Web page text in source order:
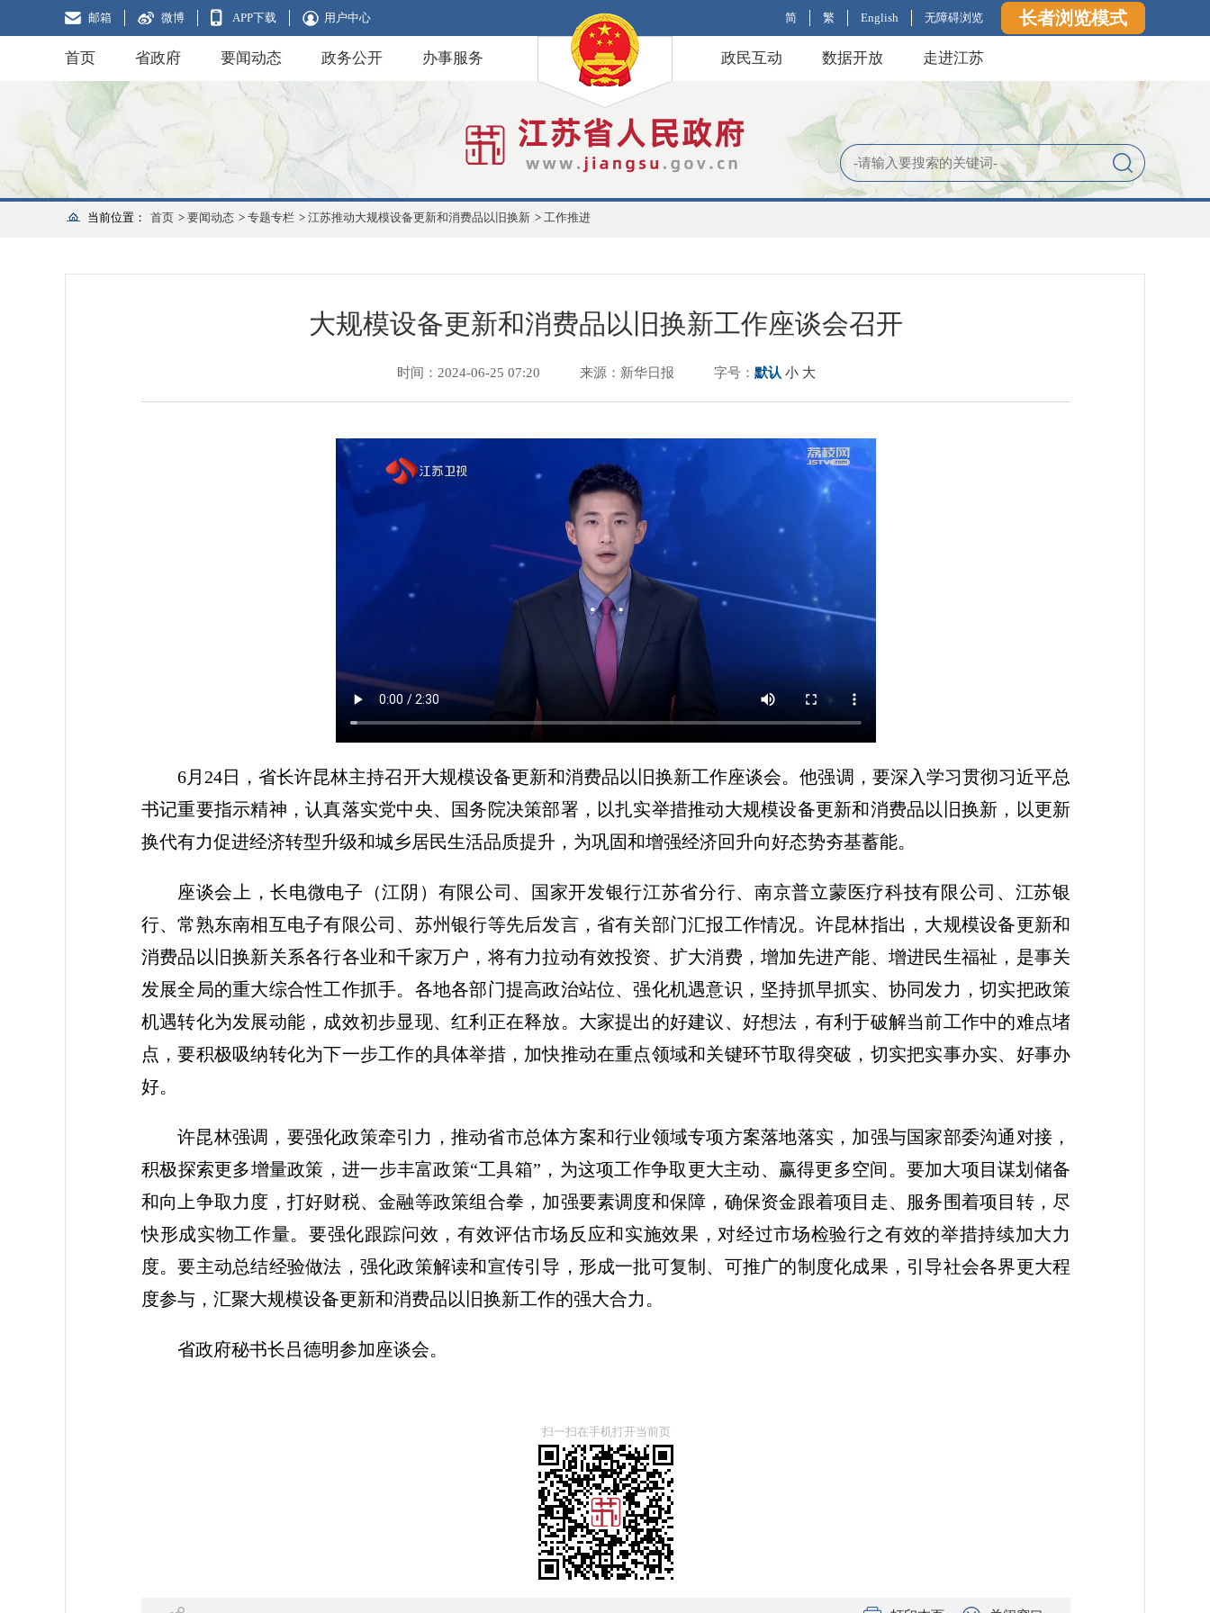
邮箱 微博 APP下载 用户中心 简 繁 English 无障碍浏览 长者浏览模式
首页 省政府 要闻动态 政务公开 办事服务 政民互动 数据开放 走进江苏
当前位置： 首页 > 要闻动态 > 专题专栏 > 江苏推动大规模设备更新和消费品以旧换新 > 工作推进
大规模设备更新和消费品以旧换新工作座谈会召开
时间：2024-06-25 07:20 来源：新华日报 字号： 默认 小 大
6月24日，省长许昆林主持召开大规模设备更新和消费品以旧换新工作座谈会。他强调，要深入学习贯彻习近平总
书记重要指示精神，认真落实党中央、国务院决策部署，以扎实举措推动大规模设备更新和消费品以旧换新，以更新
换代有力促进经济转型升级和城乡居民生活品质提升，为巩固和增强经济回升向好态势夯基蓄能。
座谈会上，长电微电子（江阴）有限公司、国家开发银行江苏省分行、南京普立蒙医疗科技有限公司、江苏银
行、常熟东南相互电子有限公司、苏州银行等先后发言，省有关部门汇报工作情况。许昆林指出，大规模设备更新和
消费品以旧换新关系各行各业和千家万户，将有力拉动有效投资、扩大消费，增加先进产能、增进民生福祉，是事关
发展全局的重大综合性工作抓手。各地各部门提高政治站位、强化机遇意识，坚持抓早抓实、协同发力，切实把政策
机遇转化为发展动能，成效初步显现、红利正在释放。大家提出的好建议、好想法，有利于破解当前工作中的难点堵
点，要积极吸纳转化为下一步工作的具体举措，加快推动在重点领域和关键环节取得突破，切实把实事办实、好事办
好。
许昆林强调，要强化政策牵引力，推动省市总体方案和行业领域专项方案落地落实，加强与国家部委沟通对接，
积极探索更多增量政策，进一步丰富政策“工具箱”，为这项工作争取更大主动、赢得更多空间。要加大项目谋划储备
和向上争取力度，打好财税、金融等政策组合拳，加强要素调度和保障，确保资金跟着项目走、服务围着项目转，尽
快形成实物工作量。要强化跟踪问效，有效评估市场反应和实施效果，对经过市场检验行之有效的举措持续加大力
度。要主动总结经验做法，强化政策解读和宣传引导，形成一批可复制、可推广的制度化成果，引导社会各界更大程
度参与，汇聚大规模设备更新和消费品以旧换新工作的强大合力。
省政府秘书长吕德明参加座谈会。
扫一扫在手机打开当前页